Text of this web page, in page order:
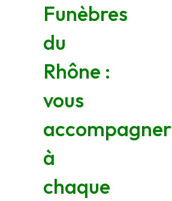
Funèbres
du
Rhône :
vous
accompagner
à
chaque